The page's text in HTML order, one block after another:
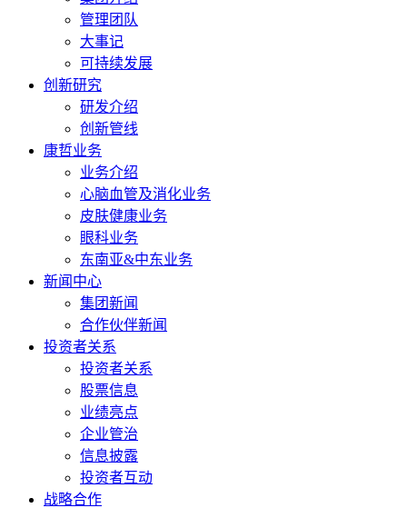
管理团队
大事记
可持续发展
创新研究
研发介绍
创新管线
康哲业务
业务介绍
心脑血管及消化业务
皮肤健康业务
眼科业务
东南亚&中东业务
新闻中心
集团新闻
合作伙伴新闻
投资者关系
投资者关系
股票信息
业绩亮点
企业管治
信息披露
投资者互动
战略合作